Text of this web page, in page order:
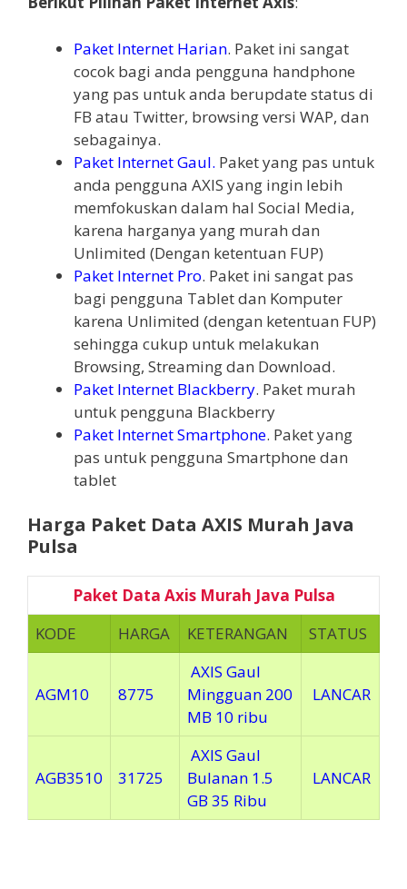
Paket Internet Harian. Paket ini sangat
cocok bagi anda pengguna handphone
yang pas untuk anda berupdate status di
FB atau Twitter, browsing versi WAP, dan
sebagainya.
Paket Internet Gaul. Paket yang pas untuk
anda pengguna AXIS yang ingin lebih
memfokuskan dalam hal Social Media,
karena harganya yang murah dan
Unlimited (Dengan ketentuan FUP)
Paket Internet Pro. Paket ini sangat pas
bagi pengguna Tablet dan Komputer
karena Unlimited (dengan ketentuan FUP)
sehingga cukup untuk melakukan
Browsing, Streaming dan Download.
Paket Internet Blackberry. Paket murah
untuk pengguna Blackberry
Paket Internet Smartphone. Paket yang
pas untuk pengguna Smartphone dan
tablet
Harga Paket Data AXIS Murah Java
Pulsa
Paket Data Axis Murah Java Pulsa
KODE
HARGA KETERANGAN STATUS
AGM10 8775
AXIS Gaul
Mingguan 200
MB 10 ribu
LANCAR
AGB3510 31725
AXIS Gaul
Bulanan 1.5
GB 35 Ribu
LANCAR